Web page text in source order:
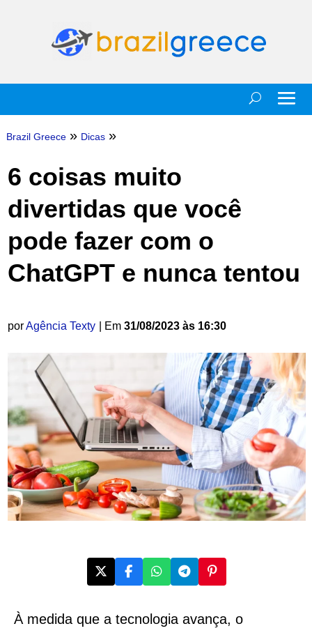
Brazil Greece » Dicas »
6 coisas muito
divertidas que você
pode fazer com o
ChatGPT e nunca tentou
porAgência Texty | Em 31/08/2023 às 16:30
À medida que a tecnologia avança, o